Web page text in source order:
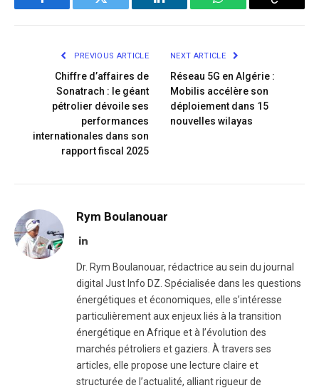
Facebook Twitter LinkedIn WhatsApp Copy
PREVIOUS ARTICLE
Chiffre d’affaires de
Sonatrach : le géant
pétrolier dévoile ses
performances
internationales dans son
rapport fiscal 2025
NEXT ARTICLE
Réseau 5G en Algérie :
Mobilis accélère son
déploiement dans 15
nouvelles wilayas
Rym Boulanouar
LinkedIn
Dr. Rym Boulanouar, rédactrice au sein du journal
digital Just Info DZ. Spécialisée dans les questions
énergétiques et économiques, elle s’intéresse
particulièrement aux enjeux liés à la transition
énergétique en Afrique et à l’évolution des
marchés pétroliers et gaziers. À travers ses
articles, elle propose une lecture claire et
structurée de l’actualité, alliant rigueur de